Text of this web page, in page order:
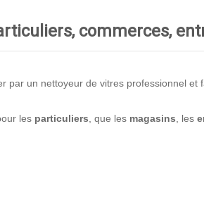
commerces,
un nettoyeur de vitres professionnel et
les particuliers , que les magasins , les